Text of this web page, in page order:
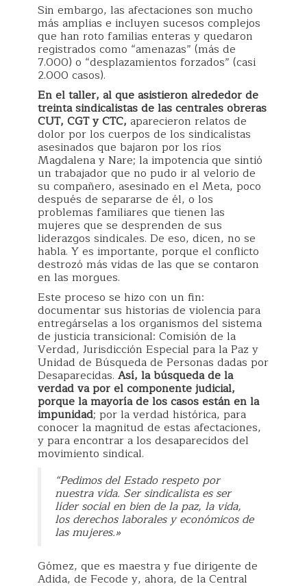
Sin embargo, las afectaciones son mucho
más amplias e incluyen sucesos complejos
que han roto familias enteras y quedaron
registrados como “amenazas” (más de
7.000) o “desplazamientos forzados” (casi
2.000 casos).
En el taller, al que asistieron alrededor de
treinta sindicalistas de las centrales obreras
CUT, CGT y CTC, aparecieron relatos de
dolor por los cuerpos de los sindicalistas
asesinados que bajaron por los ríos
Magdalena y Nare; la impotencia que sintió
un trabajador que no pudo ir al velorio de
su compañero, asesinado en el Meta, poco
después de separarse de él, o los
problemas familiares que tienen las
mujeres que se desprenden de sus
liderazgos sindicales. De eso, dicen, no se
habla. Y es importante, porque el conflicto
destrozó más vidas de las que se contaron
en las morgues.
Este proceso se hizo con un fin:
documentar sus historias de violencia para
entregárselas a los organismos del sistema
de justicia transicional: Comisión de la
Verdad, Jurisdicción Especial para la Paz y
Unidad de Búsqueda de Personas dadas por
Desaparecidas. Así, la búsqueda de la
verdad va por el componente judicial,
porque la mayoría de los casos están en la
impunidad; por la verdad histórica, para
conocer la magnitud de estas afectaciones,
y para encontrar a los desaparecidos del
movimiento sindical.
“Pedimos del Estado respeto por
nuestra vida. Ser sindicalista es ser
líder social en bien de la paz, la vida,
los derechos laborales y económicos de
las mujeres.»
Gómez, que es maestra y fue dirigente de
Adida, de Fecode y, ahora, de la Central